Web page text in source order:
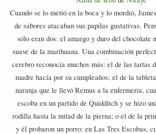
Cuando se lo metió en la boca y lo mordió,
de sabores atacaban sus papilas gustativas.
sólo eran dos: el amargo y duro del chocolate
suave de la marihuana. Una combinación
cerebro reconocía muchos más: el de las tartas
madre hacía por su cumpleaños; el de la
naranja que le llevó Remus a la enfermería,
escoba en un partido de Quidditch y se hizo
rodilla hasta la mitad de la pierna; o el de la
y él probaron un porro: en Las Tres Escobas,